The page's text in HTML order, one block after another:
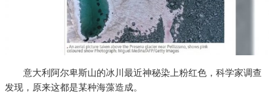
意大利阿尔卑斯山的冰川最近神秘染上粉红色，科学家调查
发现，原来这都是某种海藻造成。